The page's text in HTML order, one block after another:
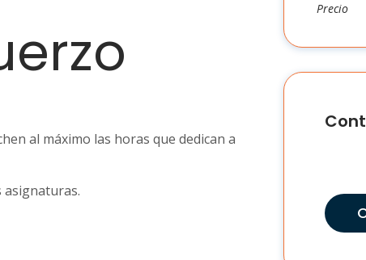
al máximo las horas que dedican a
asignaturas.
Precio